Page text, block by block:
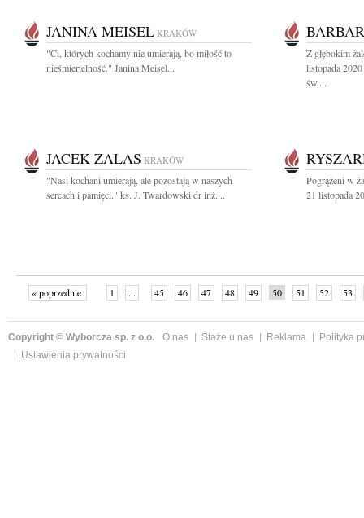
JANINA MEISEL KRAKÓW
"Ci, których kochamy nie umierają, bo miłość to
nieśmiertelność." Janina Meisel...
Z głębokim
listopada
św....
JACEK ZALAS KRAKÓW
"Nasi kochani umierają, ale pozostają w naszych
sercach i pamięci." ks. J. Twardowski dr inż....
Pogrążeni w
21 listopada
« poprzednie 1 ... 45 46 47 48 49 50 51 52
53
Copyright © Wyborcza sp. z o.o. O nas Staże u nas Reklama
Polityka
Ustawienia prywatności